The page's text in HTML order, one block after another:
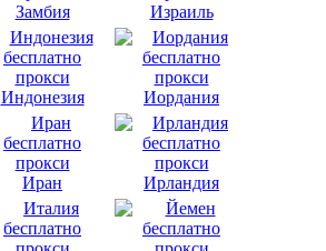
Замбия Израиль
Индонезия Иордания
Иран Ирландия